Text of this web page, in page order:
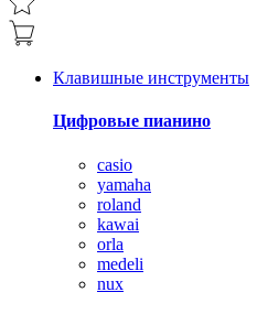
Клавишные инструменты
Цифровые пианино
casio
yamaha
roland
kawai
orla
medeli
nux